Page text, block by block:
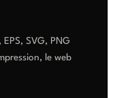
SVG, PNG
le web